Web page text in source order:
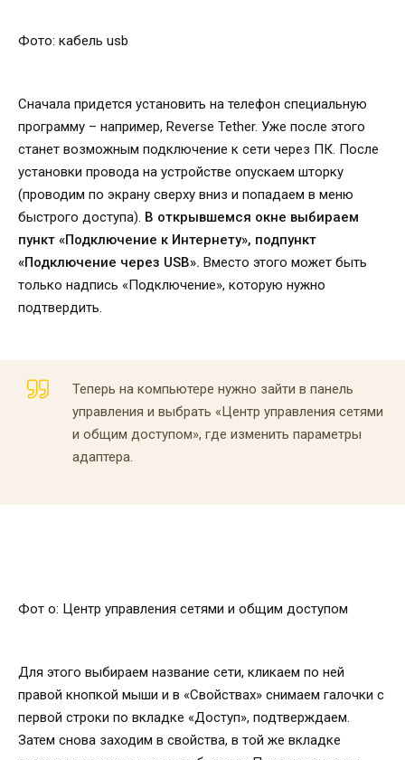
Фото: кабель usb
Сначала придется установить на телефон специальную
программу – например, Reverse Tether. Уже после этого
станет возможным подключение к сети через ПК. После
установки провода на устройстве опускаем шторку
(проводим по экрану сверху вниз и попадаем в меню
быстрого доступа). В открывшемся окне выбираем
пункт «Подключение к Интернету», подпункт
«Подключение через USB». Вместо этого может быть
только надпись «Подключение», которую нужно
подтвердить.
Теперь на компьютере нужно зайти в панель
управления и выбрать «Центр управления сетями
и общим доступом», где изменить параметры
адаптера.
Фот о: Центр управления сетями и общим доступом
Для этого выбираем название сети, кликаем по ней
правой кнопкой мыши и в «Свойствах» снимаем галочки с
первой строки по вкладке «Доступ», подтверждаем.
Затем снова заходим в свойства, в той же вкладке